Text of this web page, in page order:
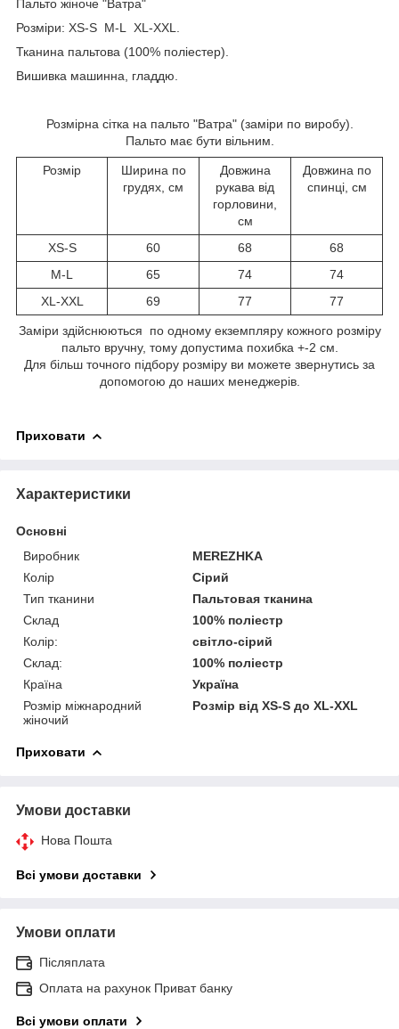
Пальто жіноче "Ватра"
Розміри: XS-S M-L XL-XXL.
Тканина пальтова (100% поліестер).
Вишивка машинна, гладдю.
Розмірна сітка на пальто "Ватра" (заміри по виробу).
Пальто має бути вільним.
Розмір
Ширина по
грудях, см
Довжина
рукава від
горловини,
см
Довжина по
спинці, см
XS-S 60 68
68
M-L
65 74
74
XL-XXL
69 77 77
Заміри здійснюються по одному екземпляру кожного розміру
пальто вручну, тому допустима похибка +-2 см.
Для більш точного підбору розміру ви можете звернутись за
допомогою до наших менеджерів.
Приховати
Характеристики
Основні
Виробник
MEREZHKA
Колір
Сірий
Тип тканини
Пальтовая тканина
Склад
100% поліестр
Колір:
світло-сірий
Склад:
100% поліестр
Країна
Україна
Розмір міжнародний
жіночий
Розмір від XS-S до XL-XXL
Приховати
Умови доставки
Нова Пошта
Всі умови доставки
Умови оплати
Післяплата
Оплата на рахунок Приват банку
Всі умови оплати